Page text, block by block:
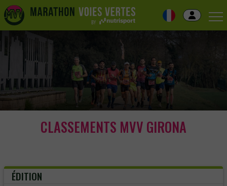
Skip
navigation
Skip
to
content
CLASSEMENTS MVV GIRONA
ÉDITION